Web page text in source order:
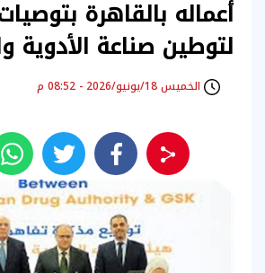
أعماله بالقاهرة
لتوطين صناعة الأدوية
الخميس 18/يونيو/2026 - 08:52 م